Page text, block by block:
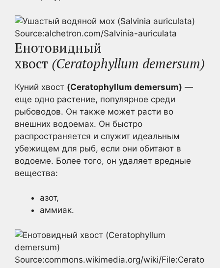
Source:alchetron.com/Salvinia-auriculata
Енотовидный
хвост (Ceratophyllum demersum)
Куний хвост (Ceratophyllum demersum) —
еще одно растение, популярное среди
рыбоводов. Он также может расти во
внешних водоемах. Он быстро
распространяется и служит идеальным
убежищем для рыб, если они обитают в
водоеме. Более того, он удаляет вредные
вещества:
азот,
аммиак.
Source:commons.wikimedia.org/wiki/File:Cerato